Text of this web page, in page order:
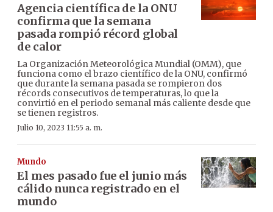
Agencia científica de la ONU
confirma que la semana
pasada rompió récord global
de calor
La Organización Meteorológica Mundial (OMM), que
funciona como el brazo científico de la ONU, confirmó
que durante la semana pasada se rompieron dos
récords consecutivos de temperaturas, lo que la
convirtió en el periodo semanal más caliente desde que
se tienen registros.
Julio 10, 2023 11:55 a. m.
Mundo
El mes pasado fue el junio más
cálido nunca registrado en el
mundo